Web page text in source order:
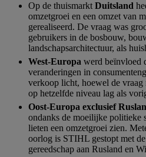
Op de thuismarkt Duitsland
omzetgroei en een omzet van
gerealiseerd. De vraag was
gebruikers in de bosbouw,
landschapsarchitectuur, als
West-Europa werd beïnvloed
veranderingen in
verkoop licht, hoewel de vraag
op hetzelfde niveau lag als
Oost-Europa exclusief
ondanks de moeilijke politieke
lieten een omzetgroei zien.
oorlog is STIHL gestopt met
gereedschap aan Rusland en